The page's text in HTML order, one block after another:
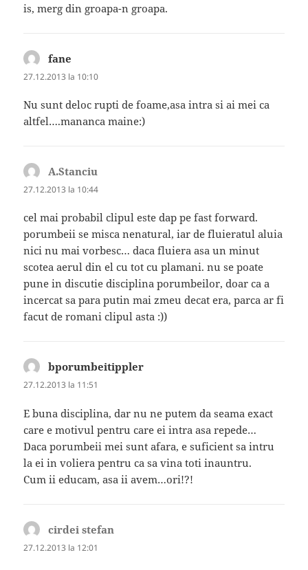
is, merg din groapa-n groapa.
fane
27.12.2013 la 10:10
Nu sunt deloc rupti de foame,asa intra si ai mei ca
altfel….mananca maine:)
A.Stanciu
27.12.2013 la 10:44
cel mai probabil clipul este dap pe fast forward.
porumbeii se misca nenatural, iar de fluieratul aluia
nici nu mai vorbesc… daca fluiera asa un minut
scotea aerul din el cu tot cu plamani. nu se poate
pune in discutie disciplina porumbeilor, doar ca a
incercat sa para putin mai zmeu decat era, parca ar fi
facut de romani clipul asta :))
bporumbeitippler
27.12.2013 la 11:51
E buna disciplina, dar nu ne putem da seama exact
care e motivul pentru care ei intra asa repede…
Daca porumbeii mei sunt afara, e suficient sa intru
la ei in voliera pentru ca sa vina toti inauntru.
Cum ii educam, asa ii avem…ori!?!
cirdei stefan
27.12.2013 la 12:01